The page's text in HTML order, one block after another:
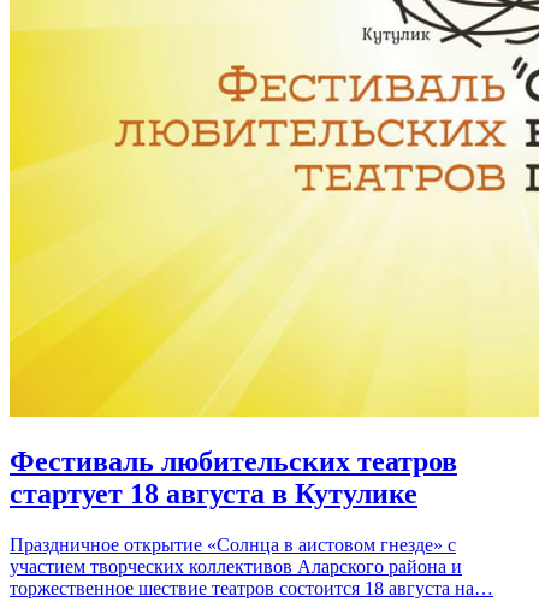
Фестиваль любительских театров
стартует 18 августа в Кутулике
Праздничное открытие «Солнца в аистовом гнезде» с
участием творческих коллективов Аларского района и
торжественное шествие театров состоится 18 августа на…